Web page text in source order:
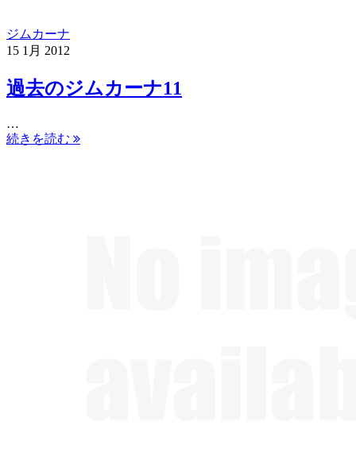
ジムカーナ
15 1月 2012
過去のジムカーナ11
…
続きを読む